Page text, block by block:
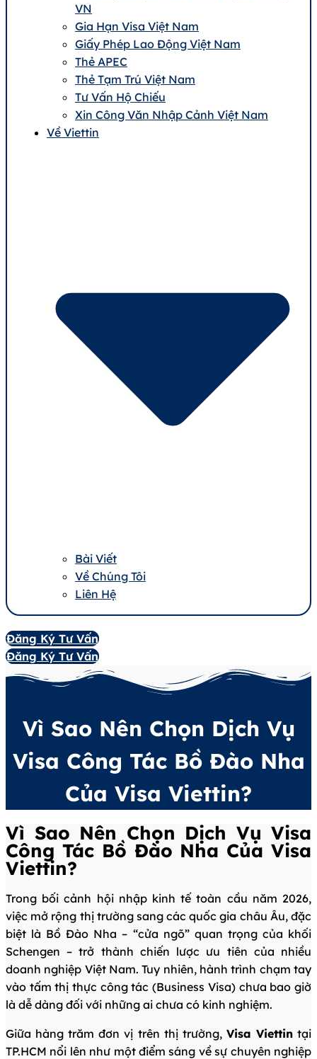
VN
Gia Hạn Visa Việt Nam
Giấy Phép Lao Động Việt Nam
Thẻ APEC
Thẻ Tạm Trú Việt Nam
Tư Vấn Hộ Chiếu
Xin Công Văn Nhập Cảnh Việt Nam
Về Viettin
Bài Viết
Về Chúng Tôi
Liên Hệ
Đăng Ký Tư Vấn
Đăng Ký Tư Vấn
Vì Sao Nên Chọn Dịch Vụ
Visa Công Tác Bồ Đào Nha
Của Visa Viettin?
Vì Sao Nên Chọn Dịch Vụ Visa
Công Tác Bồ Đào Nha Của Visa
Viettin?
Trong bối cảnh hội nhập kinh tế toàn cầu năm 2026,
việc mở rộng thị trường sang các quốc gia châu Âu, đặc
biệt là Bồ Đào Nha – “cửa ngõ” quan trọng của khối
Schengen – trở thành chiến lược ưu tiên của nhiều
doanh nghiệp Việt Nam. Tuy nhiên, hành trình chạm tay
vào tấm thị thực công tác (Business Visa) chưa bao giờ
là dễ dàng đối với những ai chưa có kinh nghiệm.
Giữa hàng trăm đơn vị trên thị trường, Visa Viettintại
TP.HCM nổi lên như một điểm sáng về sự chuyên nghiệp